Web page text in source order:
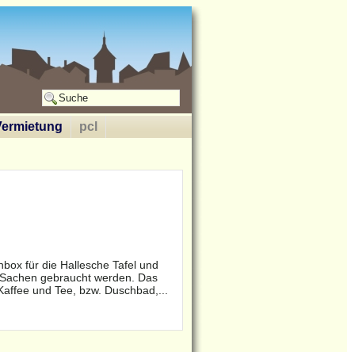
pcl
für die Hallesche Tafel und
gebraucht werden. Das
und Tee, bzw. Duschbad,...